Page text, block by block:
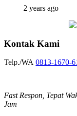
2 years ago
Kontak Kami
Telp./WA 0813-1670-
Fast Respon, Tepat
Jam